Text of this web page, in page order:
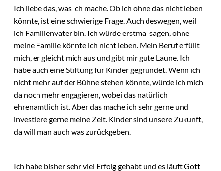
Ich liebe das, was ich mache. Ob ich ohne das nicht leben
könnte, ist eine schwierige Frage. Auch deswegen, weil
ich Familienvater bin. Ich würde erstmal sagen, ohne
meine Familie könnte ich nicht leben. Mein Beruf erfüllt
mich, er gleicht mich aus und gibt mir gute Laune. Ich
habe auch eine Stiftung für Kinder gegründet. Wenn ich
nicht mehr auf der Bühne stehen könnte, würde ich mich
da noch mehr engagieren, wobei das natürlich
ehrenamtlich ist. Aber das mache ich sehr gerne und
investiere gerne meine Zeit. Kinder sind unsere Zukunft,
da will man auch was zurückgeben.
Ich habe bisher sehr viel Erfolg gehabt und es läuft Gott